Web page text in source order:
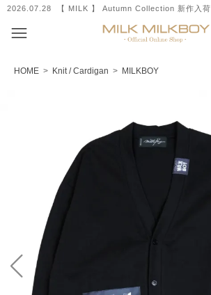
2026.07.28 【 MILK 】 Autumn Collection 新作入荷
HOME > Knit / Cardigan > MILKBOY